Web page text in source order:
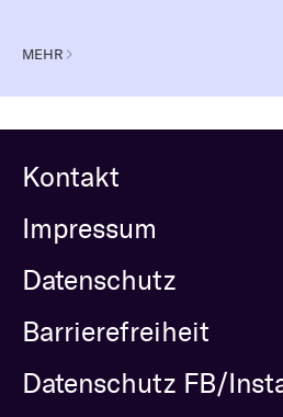
MEHR
Kontakt
Impressum
Datenschutz
Barrierefreiheit
Datenschutz FB/